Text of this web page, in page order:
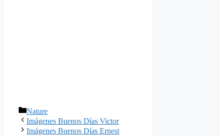
Categories
Nature
Imágenes Buenos Días Victor
Imágenes Buenos Días Ernest